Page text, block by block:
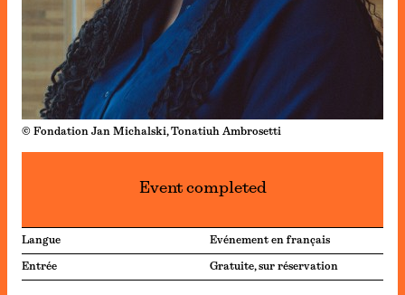
© Fondation Jan Michalski, Tonatiuh Ambrosetti
Event completed
Langue Evénement en français
Entrée Gratuite, sur réservation